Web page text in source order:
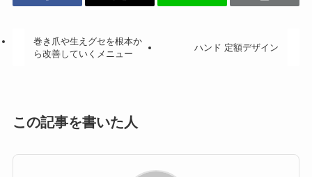
巻き爪や生えグセを根本か
ら改善していくメニュー
ハンド 定額デザイン
この記事を書いた人